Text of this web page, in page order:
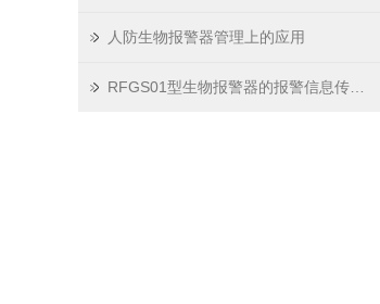
人防生物报警器管理上的应用